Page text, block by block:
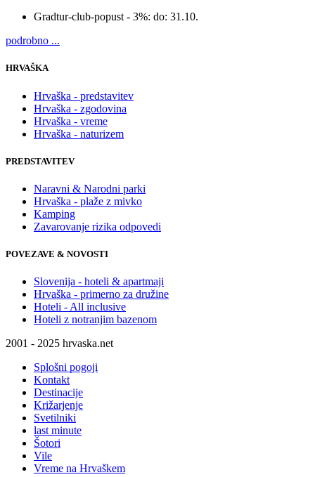
Gradtur-club-popust - 3%: do: 31.10.
podrobno ...
HRVAŠKA
Hrvaška - predstavitev
Hrvaška - zgodovina
Hrvaška - vreme
Hrvaška - naturizem
PREDSTAVITEV
Naravni & Narodni parki
Hrvaška - plaže z mivko
Kamping
Zavarovanje rizika odpovedi
POVEZAVE & NOVOSTI
Slovenija - hoteli & apartmaji
Hrvaška - primerno za družine
Hoteli - All inclusive
Hoteli z notranjim bazenom
2001 - 2025 hrvaska.net
Splošni pogoji
Kontakt
Destinacije
Križarjenje
Svetilniki
last minute
Šotori
Vile
Vreme na Hrvaškem